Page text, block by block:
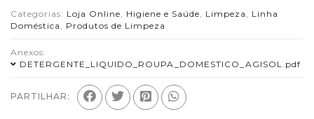
Categorias: Loja Online, Higiene e Saúde, Limpeza , Linha
Doméstica , Produtos de Limpeza
Anexos:
DETERGENTE_LIQUIDO_ROUPA_DOMESTICO_AGISOL.pdf
PARTILHAR: